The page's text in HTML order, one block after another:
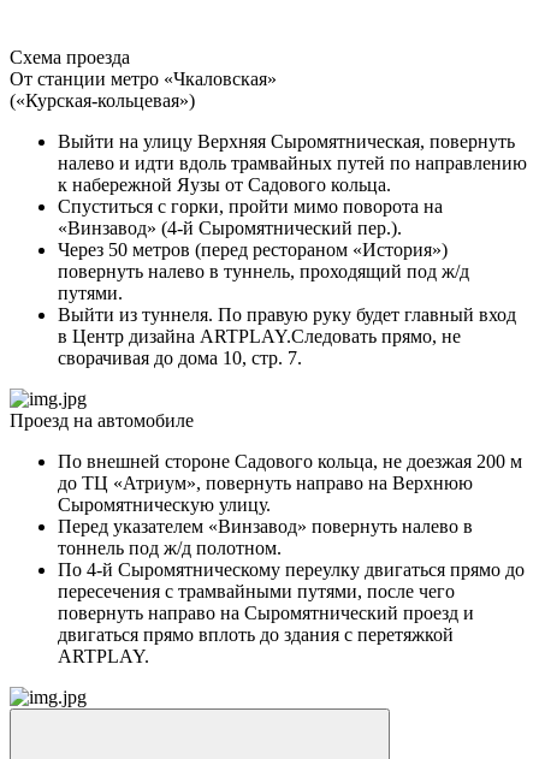
Схема проезда
От станции метро «Чкаловская»
(«Курская-кольцевая»)
Выйти на улицу Верхняя Сыромятническая, повернуть
налево и идти вдоль трамвайных путей по направлению
к набережной Яузы от Садового кольца.
Спуститься с горки, пройти мимо поворота на
«Винзавод» (4-й Сыромятнический пер.).
Через 50 метров (перед рестораном «История»)
повернуть налево в туннель, проходящий под ж/д
путями.
Выйти из туннеля. По правую руку будет главный вход
в Центр дизайна ARTPLAY.Следовать прямо, не
сворачивая до дома 10, стр. 7.
Проезд на автомобиле
По внешней стороне Садового кольца, не доезжая 200 м
до ТЦ «Атриум», повернуть направо на Верхнюю
Сыромятническую улицу.
Перед указателем «Винзавод» повернуть налево в
тоннель под ж/д полотном.
По 4-й Сыромятническому переулку двигаться прямо до
пересечения с трамвайными путями, после чего
повернуть направо на Сыромятнический проезд и
двигаться прямо вплоть до здания с перетяжкой
ARTPLAY.